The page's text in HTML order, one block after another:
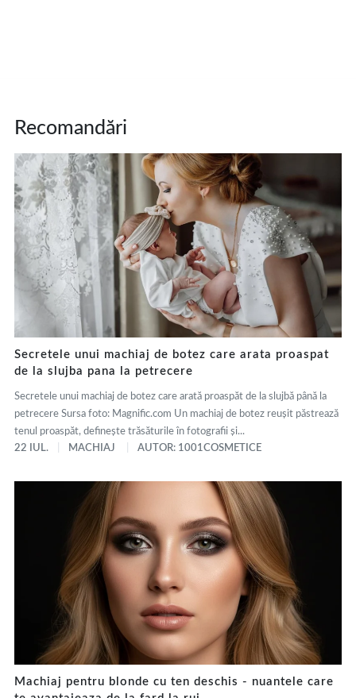
Recomandări
Secretele unui machiaj de botez care arata proaspat
de la slujba pana la petrecere
Secretele unui machiaj de botez care arată proaspăt de la slujbă până la
petrecere Sursa foto: Magnific.com Un machiaj de botez reușit păstrează
tenul proaspăt, definește trăsăturile în fotografii și...
22 IUL.
MACHIAJ AUTOR: 1001COSMETICE
Machiaj pentru blonde cu ten deschis - nuantele care